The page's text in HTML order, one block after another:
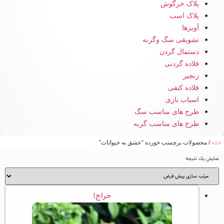
پلاک خرگوش
پلاک اسب
آویزها
تشویقی سگ وگربه
دستمال گردن
قلاده گردنی
زنجیر
قلاده کتفی
اسباب بازی
طرح های مناسب سگ
طرح های مناسب گربه
خانه/ محصولات برچسب خورده “عشق به حیوانات”
نمایش یک نتیجه
حراج!